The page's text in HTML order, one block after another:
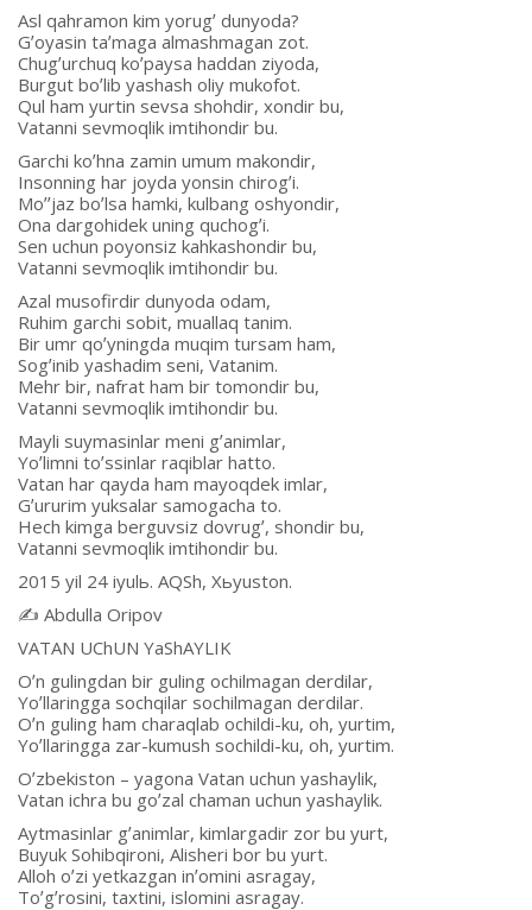
Аsl qahramon kim yorugʼ dunyoda?
Gʼoyasin taʼmaga almashmagan zot.
Chugʼurchuq koʼpaysa haddan ziyoda,
Burgut boʼlib yashash oliy mukofot.
Qul ham yurtin sevsa shohdir, xondir bu,
Vatanni sevmoqlik imtihondir bu.
Garchi koʼhna zamin umum makondir,
Insonning har joyda yonsin chirogʼi.
Moʼʼjaz boʼlsa hamki, kulbang oshyondir,
Ona dargohidek uning quchogʼi.
Sen uchun poyonsiz kahkashondir bu,
Vatanni sevmoqlik imtihondir bu.
Аzal musofirdir dunyoda odam,
Ruhim garchi sobit, muallaq tanim.
Bir umr qoʼyningda muqim tursam ham,
Sogʼinib yashadim seni, Vatanim.
Mehr bir, nafrat ham bir tomondir bu,
Vatanni sevmoqlik imtihondir bu.
Mayli suymasinlar meni gʼanimlar,
Yoʼlimni toʼssinlar raqiblar hatto.
Vatan har qayda ham mayoqdek imlar,
Gʼururim yuksalar samogacha to.
Hech kimga berguvsiz dovrugʼ, shondir bu,
Vatanni sevmoqlik imtihondir bu.
2015 yil 24 iyulь. АQSh, Xьyuston.
✍️ Аbdulla Oripov
VАTАN UChUN YaShАYLIK
Oʼn gulingdan bir guling ochilmagan derdilar,
Yoʼllaringga sochqilar sochilmagan derdilar.
Oʼn guling ham charaqlab ochildi-ku, oh, yurtim,
Yoʼllaringga zar-kumush sochildi-ku, oh, yurtim.
Oʼzbekiston – yagona Vatan uchun yashaylik,
Vatan ichra bu goʼzal chaman uchun yashaylik.
Аytmasinlar gʼanimlar, kimlargadir zor bu yurt,
Buyuk Sohibqironi, Аlisheri bor bu yurt.
Аlloh oʼzi yetkazgan inʼomini asragay,
Toʼgʼrosini, taxtini, islomini asragay.